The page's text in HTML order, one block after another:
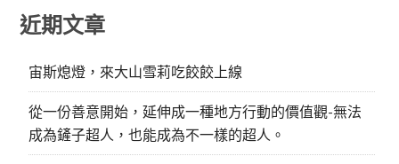
近期文章
宙斯熄燈，來大山雪莉吃餃餃上線
從一份善意開始，延伸成一種地方行動的價值觀-無法
成為鏟子超人，也能成為不一樣的超人。